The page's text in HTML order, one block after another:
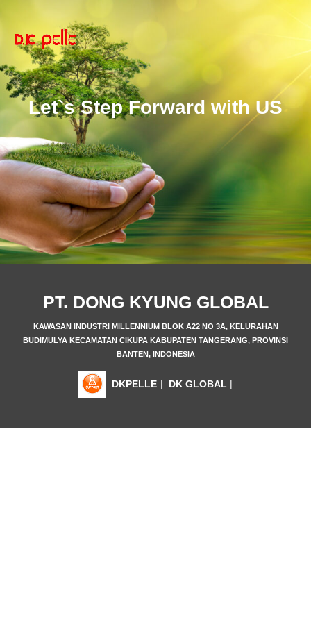
Let`s Step Forward with US
PT. DONG KYUNG GLOBAL
KAWASAN INDUSTRI MILLENNIUM BLOK A22 NO 3A, KELURAHAN
BUDIMULYA KECAMATAN CIKUPA KABUPATEN TANGERANG, PROVINSI
BANTEN, INDONESIA
DKPELLE | DK GLOBAL |